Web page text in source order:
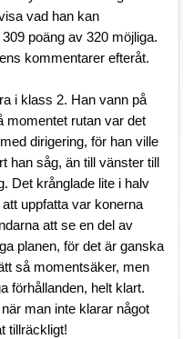
vad han kan
poäng av 320 möjliga.
kommentarer efteråt.
momentet rutan var det
dirigering, för han ville
han såg, än till vänster till
Det krånglade lite i halv
uppfatta var konerna
att se en del av
planen, för det är ganska
så momentsäker, men
förhållanden, helt klart.
man inte klarar något
tillräckligt!